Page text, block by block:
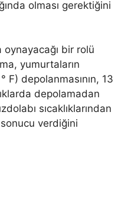
olması gerektiğini
oynayacağı bir rolü
yumurtaların
F) depolanmasının, 13
depolamadan
sıcaklıklarından
verdiğini